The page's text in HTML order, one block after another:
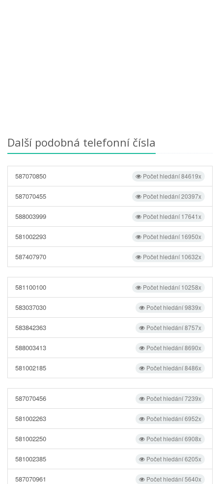
Další podobná telefonní čísla
Počet hledání 84619x
587070850
Počet hledání 20397x
587070455
Počet hledání 17641x
588003999
Počet hledání 16950x
581002293
Počet hledání 10632x
587407970
Počet hledání 10258x
581100100
Počet hledání 9839x
583037030
Počet hledání 8757x
583842363
Počet hledání 8690x
588003413
Počet hledání 8486x
581002185
Počet hledání 7239x
587070456
Počet hledání 6952x
581002263
Počet hledání 6908x
581002250
Počet hledání 6205x
581002385
Počet hledání 5640x
587070961